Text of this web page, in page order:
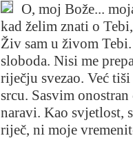
O, moj Bože...
kad želim znati o
Živ sam u živom
sloboda. Nisi me
riječju svezao. Već
srcu. Sasvim
naravi. Kao svjetlost,
riječ, ni moje